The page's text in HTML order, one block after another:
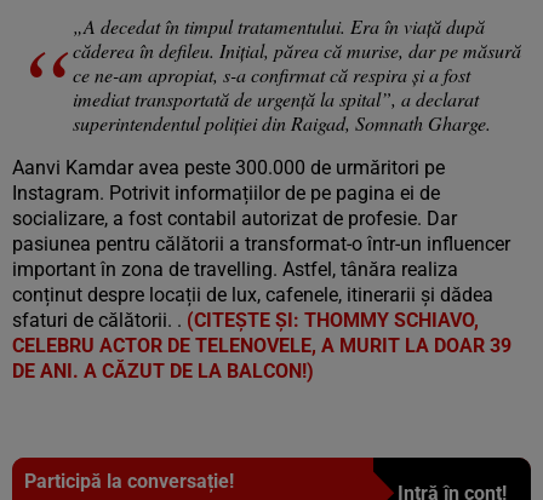
„A decedat în timpul tratamentului. Era în viață după
căderea în defileu. Inițial, părea că murise, dar pe măsură
ce ne-am apropiat, s-a confirmat că respira și a fost
imediat transportată de urgență la spital”, a declarat
superintendentul poliției din Raigad, Somnath Gharge.
Aanvi Kamdar avea peste 300.000 de urmăritori pe
Instagram. Potrivit informațiilor de pe pagina ei de
socializare, a fost contabil autorizat de profesie. Dar
pasiunea pentru călătorii a transformat-o într-un influencer
important în zona de travelling. Astfel, tânăra realiza
conținut despre locații de lux, cafenele, itinerarii și dădea
sfaturi de călătorii. . (CITEȘTE ȘI: THOMMY SCHIAVO,
CELEBRU ACTOR DE TELENOVELE, A MURIT LA DOAR 39
DE ANI. A CĂZUT DE LA BALCON!)
Participă la conversație!
Intră în cont!